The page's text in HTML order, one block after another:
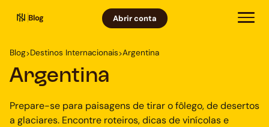
Blog Abrir conta
Blog>Destinos Internacionais>Argentina
Argentina
Prepare-se para paisagens de tirar o fôlego, de desertos
a glaciares. Encontre roteiros, dicas de vinícolas e